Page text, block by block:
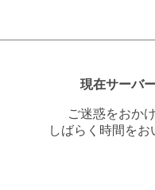
現在サーバ
ご迷惑をおか
しばらく時間を